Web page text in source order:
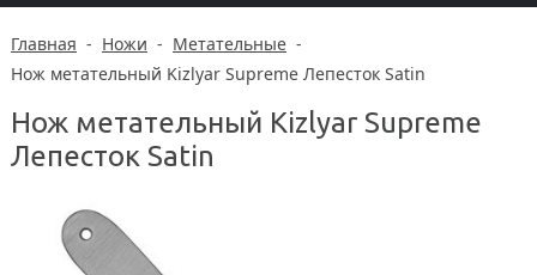
Главная - Ножи - Метательные -
Нож метательный Kizlyar Supreme Лепесток Satin
Нож метательный Kizlyar Supreme
Лепесток Satin